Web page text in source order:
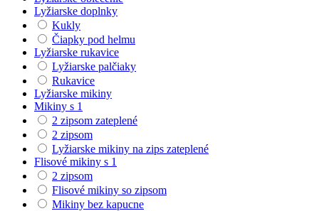
Lyžiarske doplnky
Kukly
Čiapky pod helmu
Lyžiarske rukavice
Lyžiarske palčiaky
Rukavice
Lyžiarske mikiny
Mikiny s 1
2 zipsom zateplené
2 zipsom
Lyžiarske mikiny na zips zateplené
Flisové mikiny s 1
2 zipsom
Flisové mikiny so zipsom
Mikiny bez kapucne